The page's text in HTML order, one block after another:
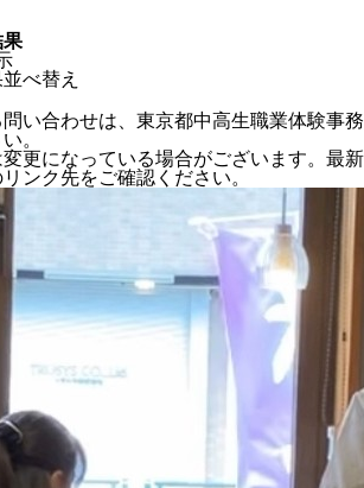
果
並べ替え
い合わせは、東京都中高生職業体験事務
。
更になっている場合がございます。最新
ンク先をご確認ください。